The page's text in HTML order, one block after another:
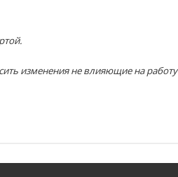
изменения не влияющие на работу